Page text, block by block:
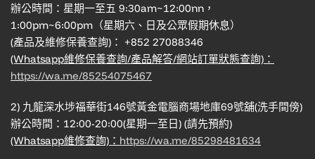
辦公時間：星期一至五 9:30am~12:00nn，
1:00pm~6:00pm（星期六、日及公眾假期休息）
(產品及維修保養查詢)： +852 27088346
(Whatsapp維修保養查詢/產品解答/網站訂單狀態查詢)：
https://wa.me/85254075467
2) 九龍深水埗福華街146號黃金電腦商場地庫69號舖(洗手間傍)
辦公時間：12:00-20:00(星期一至日) (請先預約)
(Whatsapp維修查詢)： https://wa.me/85298481634